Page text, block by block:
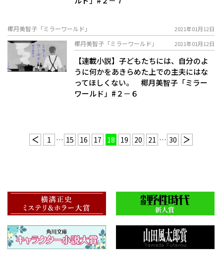
椰月美智子「ミラーワールド」 2021年01月12日
椰月美智子「ミラーワールド」 2021年01月12日
【連載小説】子どもたちには、自分のよ
うに何かをあきらめた上での主夫にはな
ってほしくない。 椰月美智子「ミラー
ワールド」#２－６
1 … 15 16 17 18 19 20 21 … 30